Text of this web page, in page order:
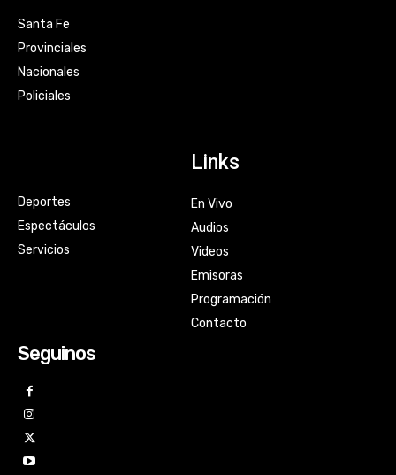
Santa Fe
Provinciales
Nacionales
Policiales
Deportes
Espectáculos
Servicios
Links
En Vivo
Audios
Videos
Emisoras
Programación
Contacto
Seguinos